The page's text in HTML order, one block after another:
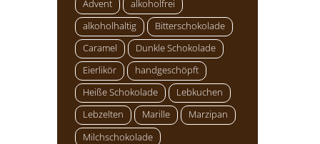
Advent
alkoholfrei
alkoholhaltig
Bitterschokolade
Caramel
Dunkle Schokolade
Eierlikör
handgeschöpft
Heiße Schokolade
Lebkuchen
Lebzelten
Marille
Marzipan
Milchschokolade